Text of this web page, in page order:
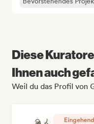
Diese
Ihnen auch
Weil du das Profil von